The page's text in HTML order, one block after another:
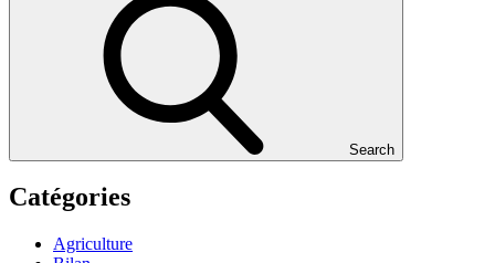
Search
Catégories
Agriculture